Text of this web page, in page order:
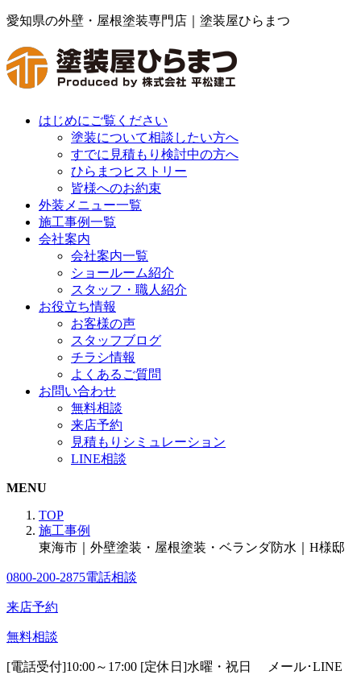
愛知県の外壁・屋根塗装専門店｜塗装屋ひらまつ
はじめにご覧ください
塗装について相談したい方へ
すでに見積もり検討中の方へ
ひらまつヒストリー
皆様へのお約束
外装メニュー一覧
施工事例一覧
会社案内
会社案内一覧
ショールーム紹介
スタッフ・職人紹介
お役立ち情報
お客様の声
スタッフブログ
チラシ情報
よくあるご質問
お問い合わせ
無料相談
来店予約
見積もりシミュレーション
LINE相談
MENU
TOP
施工事例
東海市｜外壁塗装・屋根塗装・ベランダ防水｜H様邸
0800-200-2875電話相談
来店予約
無料相談
[電話受付]10:00～17:00 [定休日]水曜・祝日
メール･LINE